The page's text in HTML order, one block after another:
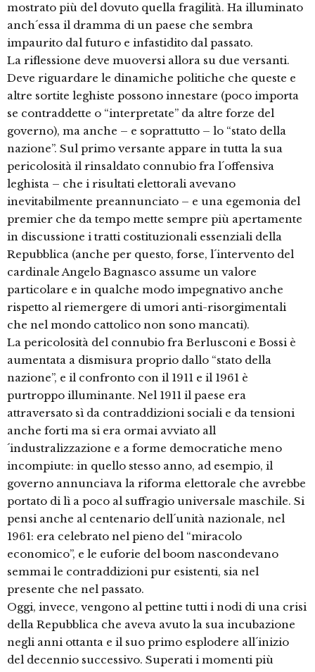
mostrato più del dovuto quella fragilità. Ha illuminato
anch´essa il dramma di un paese che sembra
impaurito dal futuro e infastidito dal passato.
La riflessione deve muoversi allora su due versanti.
Deve riguardare le dinamiche politiche che queste e
altre sortite leghiste possono innestare (poco importa
se contraddette o “interpretate” da altre forze del
governo), ma anche – e soprattutto – lo “stato della
nazione”. Sul primo versante appare in tutta la sua
pericolosità il rinsaldato connubio fra l´offensiva
leghista – che i risultati elettorali avevano
inevitabilmente preannunciato – e una egemonia del
premier che da tempo mette sempre più apertamente
in discussione i tratti costituzionali essenziali della
Repubblica (anche per questo, forse, l´intervento del
cardinale Angelo Bagnasco assume un valore
particolare e in qualche modo impegnativo anche
rispetto al riemergere di umori anti-risorgimentali
che nel mondo cattolico non sono mancati).
La pericolosità del connubio fra Berlusconi e Bossi è
aumentata a dismisura proprio dallo “stato della
nazione”, e il confronto con il 1911 e il 1961 è
purtroppo illuminante. Nel 1911 il paese era
attraversato sì da contraddizioni sociali e da tensioni
anche forti ma si era ormai avviato all
´industralizzazione e a forme democratiche meno
incompiute: in quello stesso anno, ad esempio, il
governo annunciava la riforma elettorale che avrebbe
portato di lì a poco al suffragio universale maschile. Si
pensi anche al centenario dell´unità nazionale, nel
1961: era celebrato nel pieno del “miracolo
economico”, e le euforie del boom nascondevano
semmai le contraddizioni pur esistenti, sia nel
presente che nel passato.
Oggi, invece, vengono al pettine tutti i nodi di una crisi
della Repubblica che aveva avuto la sua incubazione
negli anni ottanta e il suo primo esplodere all´inizio
del decennio successivo. Superati i momenti più